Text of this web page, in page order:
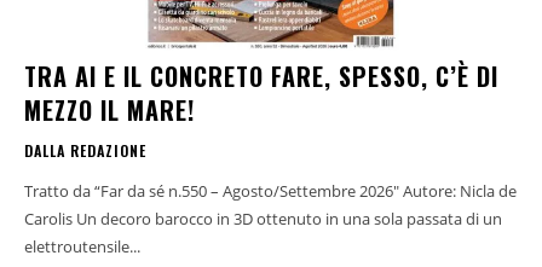
TRA AI E IL CONCRETO FARE, SPESSO, C’È DI
MEZZO IL MARE!
DALLA REDAZIONE
Tratto da “Far da sé n.550 – Agosto/Settembre 2026" Autore: Nicla de
Carolis Un decoro barocco in 3D ottenuto in una sola passata di un
elettroutensile...